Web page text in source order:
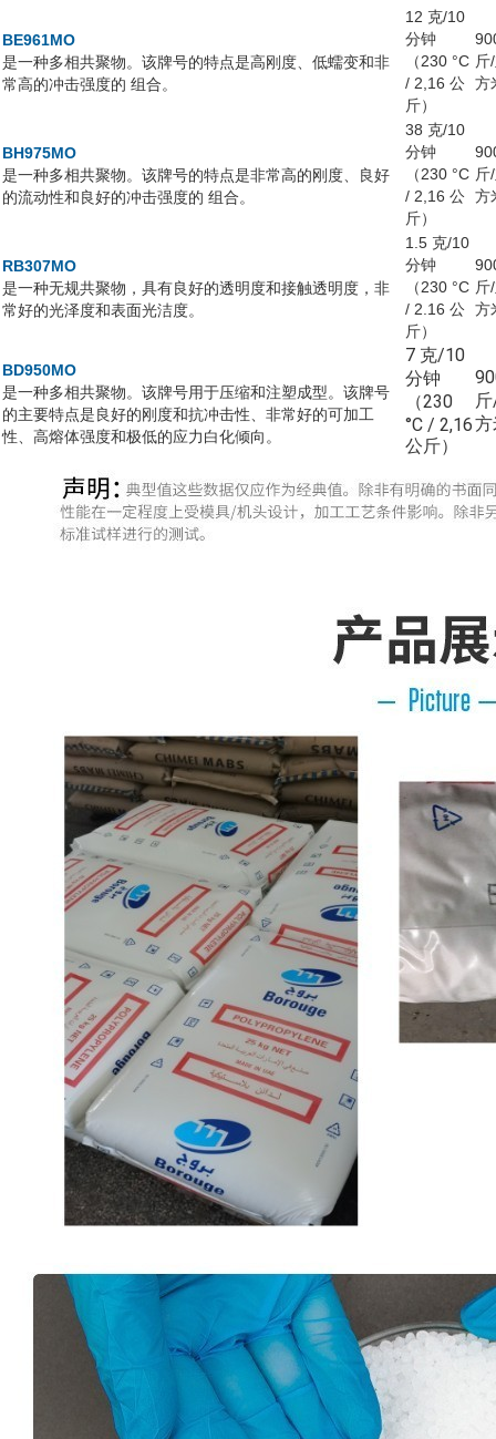
BE961MO
是一种多相共聚物。该牌号的特点是高刚度、低蠕变和非
常高的冲击强度的 组合。
12 克/10
分钟
（230 °C
/ 2,16 公
斤）
斤
方
BH975MO
是一种多相共聚物。该牌号的特点是非常高的刚度、良好
的流动性和良好的冲击强度的 组合。
38 克/10
分钟
（230 °C
/ 2,16 公
斤）
斤
方
RB307MO
是一种无规共聚物，具有良好的透明度和接触透明度，非
常好的光泽度和表面光洁度。
1.5 克/10
分钟
（230 °C
/ 2.16 公
斤）
斤
方
BD950MO
是一种多相共聚物。该牌号用于压缩和注塑成型。该牌号
的主要特点是良好的刚度和抗冲击性、非常好的可加工
性、高熔体强度和极低的应力白化倾向。
7 克/10
分钟
（230
°C / 2,16
公斤）